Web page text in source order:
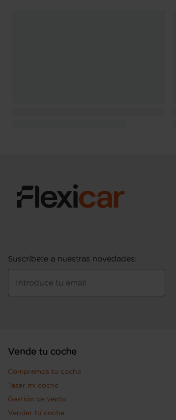
Suscríbete a nuestras novedades:
Introduce tu email
Vende tu coche
Compramos tu coche
Tasar mi coche
Gestión de venta
Vender tu coche